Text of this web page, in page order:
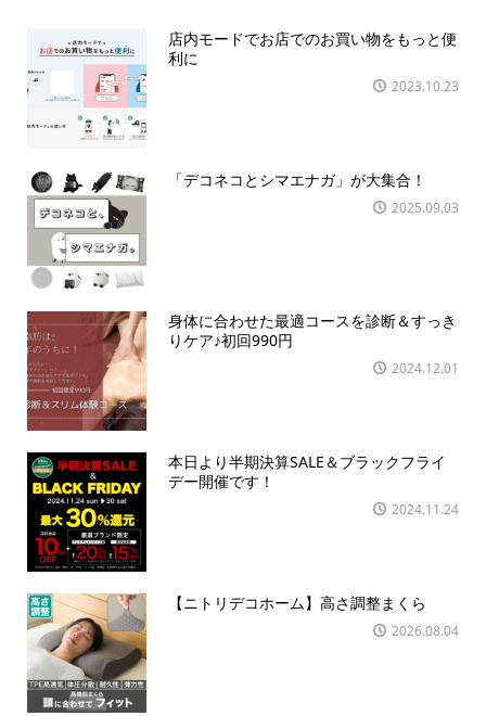
店内モードでお店でのお買い物をもっと便
利に
2023.10.23
「デコネコとシマエナガ」が大集合！
2025.09.03
身体に合わせた最適コースを診断＆すっき
りケア♪初回990円
2024.12.01
本日より半期決算SALE＆ブラックフライ
デー開催です！
2024.11.24
【ニトリデコホーム】高さ調整まくら
2026.08.04